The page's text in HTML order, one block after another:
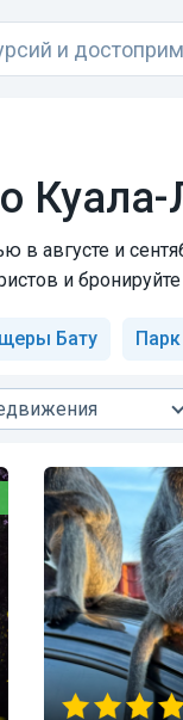
в августе и
и бронируйте
Бату